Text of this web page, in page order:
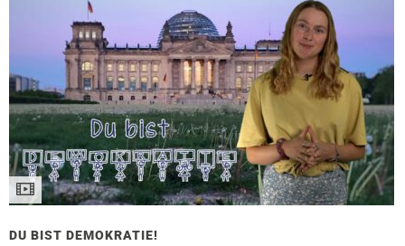
DU BIST DEMOKRATIE!